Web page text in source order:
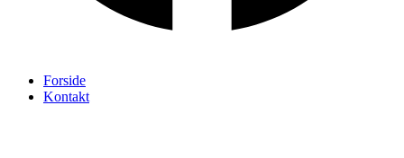
Forside
Kontakt